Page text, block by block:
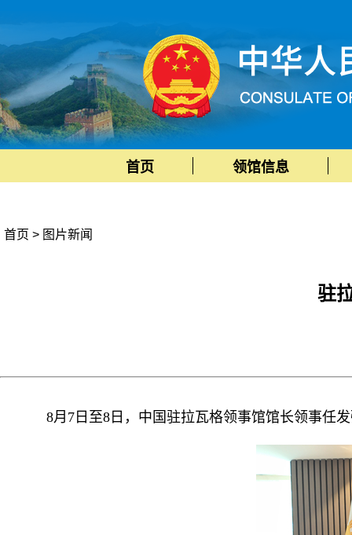
首页 领馆信息
首页 > 图片新闻
驻
8月7日至8日，中国驻拉瓦格领事馆馆长领事任